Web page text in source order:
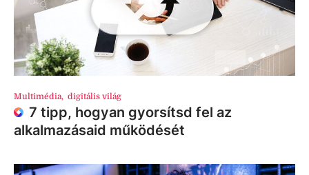
Multimédia, digitális világ
7 tipp, hogyan gyorsítsd fel az
alkalmazásaid működését